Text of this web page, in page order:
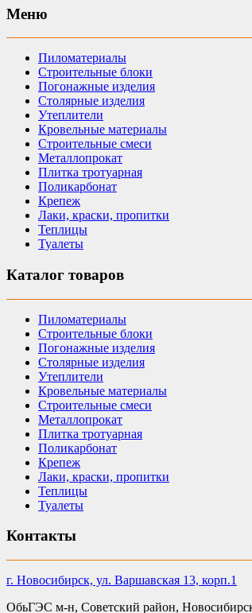
Меню
Пиломатериалы
Строительные блоки
Погонажные изделия
Столярные изделия
Утеплители
Кровельные материалы
Строительные смеси
Металлопрокат
Плитка тротуарная
Поликарбонат
Крепеж
Лаки, краски, пропитки
Теплицы
Туалеты
Каталог товаров
Пиломатериалы
Строительные блоки
Погонажные изделия
Столярные изделия
Утеплители
Кровельные материалы
Строительные смеси
Металлопрокат
Плитка тротуарная
Поликарбонат
Крепеж
Лаки, краски, пропитки
Теплицы
Туалеты
Контакты
г. Новосибирск, ул. Варшавская 13, корп.1
ОбьГЭС м-н, Советский район,